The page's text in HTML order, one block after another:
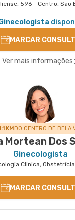
596 - Centro, São
MARCAR
Ver mais informações
KMDO CENTRO DE BELA
Mortean Dos
Ginecologista
Clinica,
MARCAR